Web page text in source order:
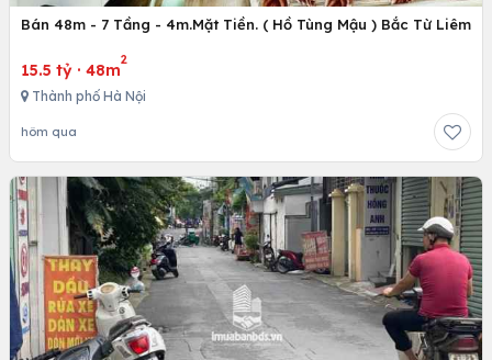
Bán 48m - 7 Tầng - 4m.Mặt Tiền. ( Hồ Tùng Mậu ) Bắc Từ Liêm
15.5 tỷ · 48m
2
Thành phố Hà Nội
hôm qua